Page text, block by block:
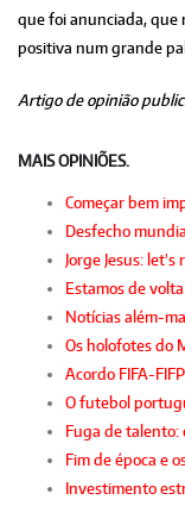
que foi anunciada, que
positiva num grande
Artigo de opinião
MAIS OPINIÕES.
Começar bem
Desfecho mundial
Jorge Jesus: let's
Estamos de volta
Notícias além-
Os holofotes do
Acordo FIFA-
O futebol
Fuga de talento:
Fim de época e
Investimento